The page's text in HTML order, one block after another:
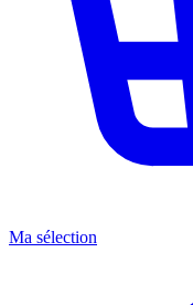
Ma sélection